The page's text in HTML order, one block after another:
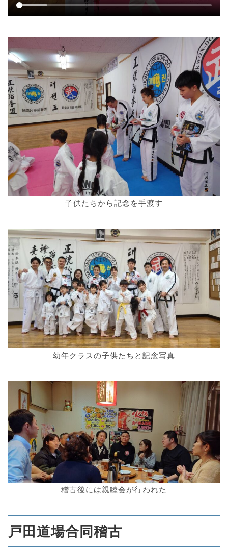
子供たちから記念を手渡す
幼年クラスの子供たちと記念写真
稽古後には親睦会が行われた
戸田道場合同稽古